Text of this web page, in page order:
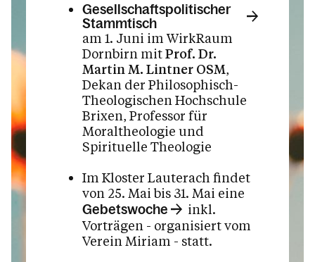
Gesellschaftspolitischer
Stammtisch
am 1. Juni im WirkRaum
Dornbirn mitProf. Dr.
Martin M. Lintner OSM,
Dekan der Philosophisch-
Theologischen Hochschule
Brixen, Professor für
Moraltheologie und
Spirituelle Theologie
Im Kloster Lauterach findet
von 25. Mai bis 31. Mai eine
Gebetswoche
inkl.
Vorträgen - organisiert vom
Verein Miriam - statt.